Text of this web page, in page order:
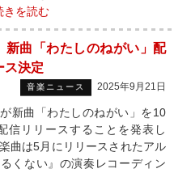
きを読む
新曲「わたしのねがい」配
ス決定
音楽ニュース 2025年9月21日
新曲「わたしのねがい」を10
信リリースすることを発表し
曲は5月にリリースされたアル
くない』の演奏レコーディン